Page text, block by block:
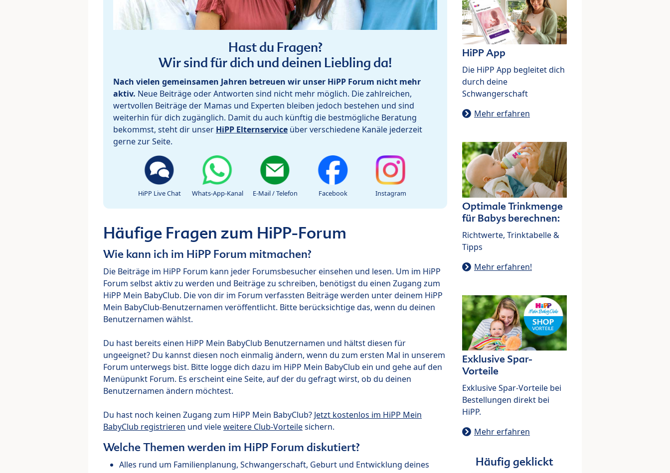
Hast du Fragen?
Wir sind für dich und deinen Liebling da!
Nach vielen gemeinsamen Jahren betreuen wir unser HiPP Forum nicht mehr
aktiv. Neue Beiträge oder Antworten sind nicht mehr möglich. Die zahlreichen,
wertvollen Beiträge der Mamas und Experten bleiben jedoch bestehen und sind
weiterhin für dich zugänglich. Damit du auch künftig die bestmögliche Beratung
bekommst, steht dir unser HiPP Elternservice über verschiedene Kanäle jederzeit
gerne zur Seite.
HiPP Live Chat Whats-App-Kanal E-Mail / Telefon Facebook Instagram
Häufige Fragen zum HiPP-Forum
Wie kann ich im HiPP Forum mitmachen?
Die Beiträge im HiPP Forum kann jeder Forumsbesucher einsehen und lesen. Um im HiPP
Forum selbst aktiv zu werden und Beiträge zu schreiben, benötigst du einen Zugang zum
HiPP Mein BabyClub. Die von dir im Forum verfassten Beiträge werden unter deinem HiPP
Mein BabyClub-Benutzernamen veröffentlicht. Bitte berücksichtige das, wenn du deinen
Benutzernamen wählst.
Du hast bereits einen HiPP Mein BabyClub Benutzernamen und hältst diesen für
ungeeignet? Du kannst diesen noch einmalig ändern, wenn du zum ersten Mal in unserem
Forum unterwegs bist. Bitte logge dich dazu im HiPP Mein BabyClub ein und gehe auf den
Menüpunkt Forum. Es erscheint eine Seite, auf der du gefragt wirst, ob du deinen
Benutzernamen ändern möchtest.
Du hast noch keinen Zugang zum HiPP Mein BabyClub? Jetzt kostenlos im HiPP Mein
BabyClub registrieren und vieleweitere Club-Vorteilesichern.
Welche Themen werden im HiPP Forum diskutiert?
Alles rund um Familienplanung, Schwangerschaft, Geburt und Entwicklung deines
HiPP App
Die HiPP App begleitet dich
durch deine
Schwangerschaft
Mehr erfahren
Optimale Trinkmenge
für Babys berechnen:
Richtwerte, Trinktabelle &
Tipps
Mehr erfahren!
Exklusive Spar-
Vorteile
Exklusive Spar-Vorteile bei
Bestellungen direkt bei
HiPP.
Mehr erfahren
Häufig geklickt